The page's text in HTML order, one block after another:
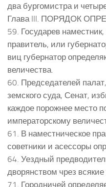
два бургомистра и
Глава III. ПОРЯДОК
59. Государев
правитель, или
виц губернатор
величества.
60. Председателей
земского суда, Сенат,
каждое порожнее место
императорскому
61. В наместническое
советники и асессоры
64. Уездный
дворянством чрез всякие
71. Городничей